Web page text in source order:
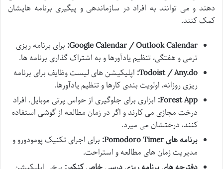
دهند و می توانند به افراد در سازماندهی و پیگیری برنامه هایشان
کمک کنند.
Google Calendar / Outlook Calendar: برای برنامه ریزی
ترمی و هفتگی، تنظیم یادآورها و به اشتراک گذاری برنامه ها.
Todoist / Any.do: اپلیکیشن های لیست وظایف برای برنامه
ریزی روزانه، اولویت بندی کارها و تنظیم یادآورها.
Forest App: ابزاری برای جلوگیری از حواس پرتی موبایل. افراد
درخت مجازی می کارند و اگر در زمان مطالعه از گوشی استفاده
کنند، درختشان می میرد.
برنامه های Pomodoro Timer:
برای اجرای تکنیک پومودورو و
مدیریت زمان های مطالعه و استراحت.